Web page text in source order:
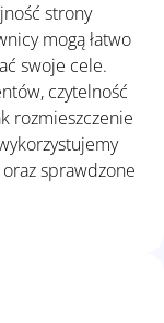
strony
mogą łatwo
swoje cele.
czytelność
rozmieszczenie
sprawdzone